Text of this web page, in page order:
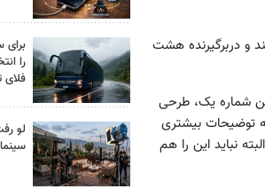
و دربرگیرنده‌ هشت
شماره‌ یک، طرحی
توضیحات بیشتری
نباید این را هم
برای
را
فلای
لو